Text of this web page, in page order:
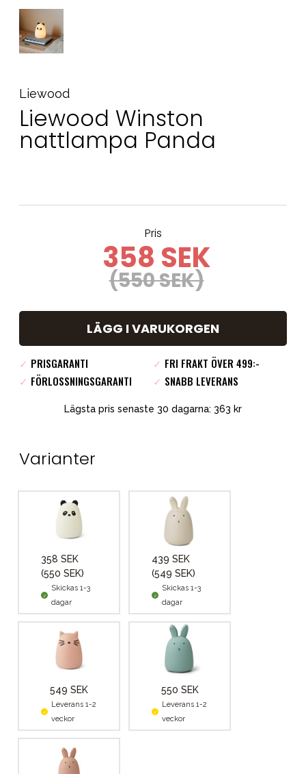
Liewood
Liewood Winston
nattlampa Panda
Pris
358 SEK
(550 SEK)
LÄGG I VARUKORGEN
✓ PRISGARANTI ✓ FRI FRAKT ÖVER 499:-
✓ FÖRLOSSNINGSGARANTI ✓ SNABB LEVERANS
Lägsta pris senaste 30 dagarna: 363 kr
Varianter
358 SEK
(550 SEK)
Skickas 1-3
dagar
439 SEK
(549 SEK)
Skickas 1-3
dagar
549 SEK
Leverans 1-2
veckor
550 SEK
Leverans 1-2
veckor
Sol och bad
Kontakta oss